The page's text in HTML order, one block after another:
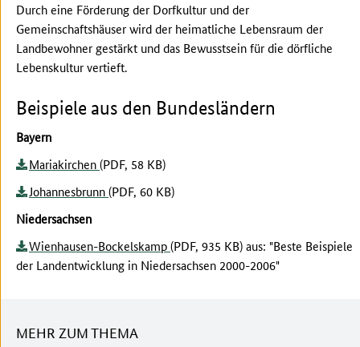
Durch eine Förderung der Dorfkultur und der
Gemeinschaftshäuser wird der heimatliche Lebensraum der
Landbewohner gestärkt und das Bewusstsein für die dörfliche
Lebenskultur vertieft.
Beispiele aus den Bundesländern
Bayern
Mariakirchen(PDF, 58 KB)
Johannesbrunn(PDF, 60 KB)
Niedersachsen
Wienhausen-Bockelskamp(PDF, 935 KB) aus: "Beste Beispiele
der Landentwicklung in Niedersachsen 2000-2006"
MEHR ZUM THEMA